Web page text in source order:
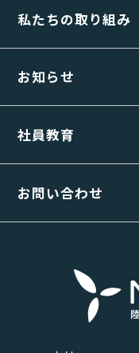
私たちの取り組み
お知らせ
社員教育
お問い合わせ